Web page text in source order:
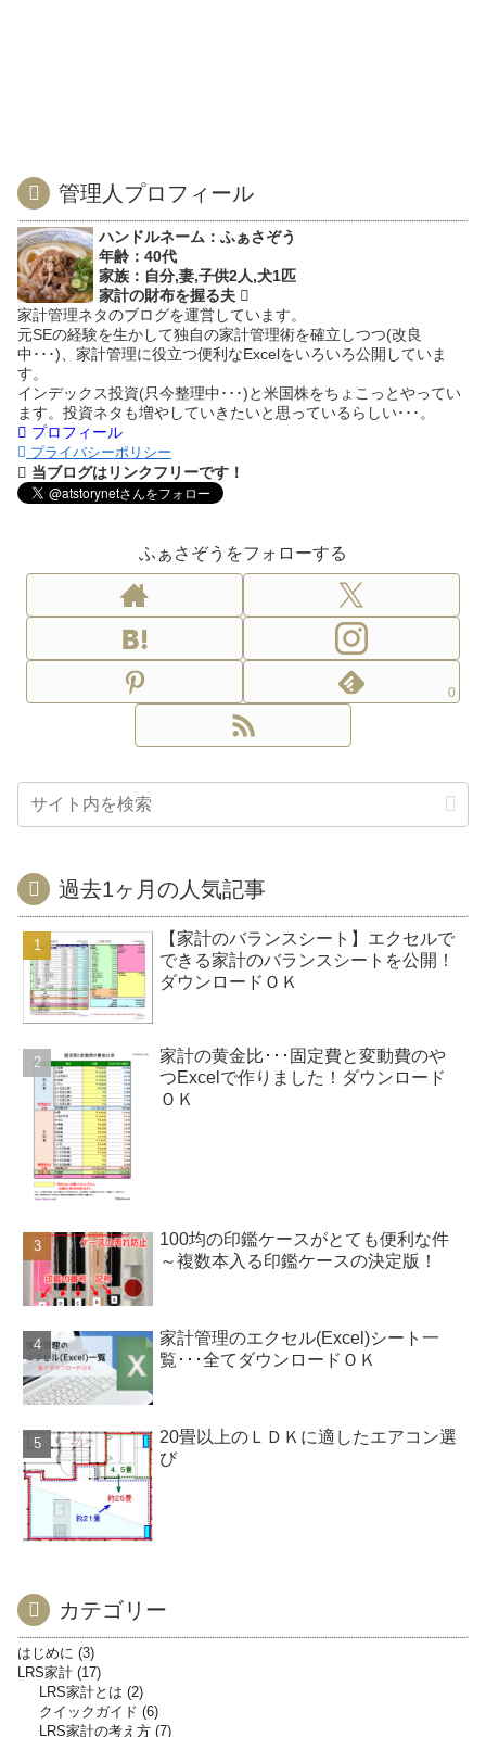
管理人プロフィール
ハンドルネーム：ふぁさぞう
年齢：40代
家族：自分,妻,子供2人,犬1匹
家計の財布を握る夫
家計管理ネタのブログを運営しています。
元SEの経験を生かして独自の家計管理術を確立しつつ(改良
中･･･)、家計管理に役立つ便利なExcelをいろいろ公開していま
す。
インデックス投資(只今整理中･･･)と米国株をちょこっとやってい
ます。投資ネタも増やしていきたいと思っているらしい･･･。
プロフィール
プライバシーポリシー
当ブログはリンクフリーです！
ふぁさぞうをフォローする
0
過去1ヶ月の人気記事
【家計のバランスシート】エクセルで
できる家計のバランスシートを公開！
ダウンロードＯＫ
家計の黄金比･･･固定費と変動費のや
つExcelで作りました！ダウンロード
ＯＫ
100均の印鑑ケースがとても便利な件
～複数本入る印鑑ケースの決定版！
家計管理のエクセル(Excel)シート一
覧･･･全てダウンロードＯＫ
20畳以上のＬＤＫに適したエアコン選
び
カテゴリー
はじめに 3
LRS家計 17
LRS家計とは 2
クイックガイド 6
LRS家計の考え方 7